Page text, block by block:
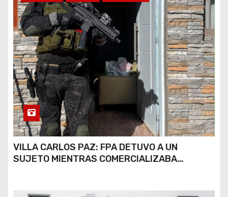
VILLA CARLOS PAZ: FPA DETUVO A UN
SUJETO MIENTRAS COMERCIALIZABA